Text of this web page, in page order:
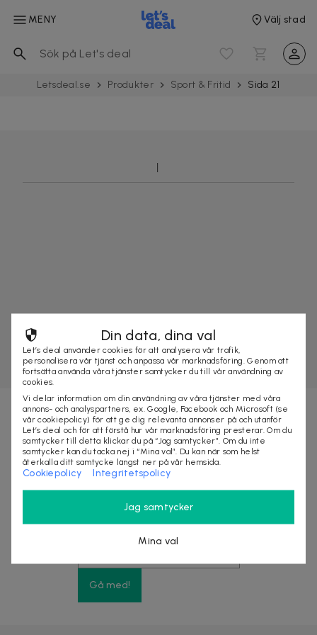
MENY Välj stad
Letsdeal.se Produkter Sport & Fritid Sida 21
Nyhetsbrevet fyllt med fördelar
Få exklusiva rabatter, förtur till stora kampanjer
och upp till 10% rabatt på ditt nästa köp
Gå med!
Din data, dina val
Let’s deal använder cookies för att analysera vår trafik,
personalisera vår tjänst och anpassa vår marknadsföring. Genom att
fortsätta använda våra tjänster samtycker du till vår användning av
cookies.
Vi delar information om din användning av våra tjänster med våra
annons- och analyspartners, ex. Google, Facebook och Microsoft (se
vår cookiepolicy) för att ge dig relevanta annonser på och utanför
Let’s deal och för att förstå hur vår marknadsföring presterar. Om du
samtycker till detta klickar du på “Jag samtycker”. Om du inte
samtycker kan du tacka nej i “Mina val”. Du kan när som helst
återkalla ditt samtycke längst ner på vår hemsida.
Cookiepolicy Integritetspolicy
Jag samtycker
Mina val